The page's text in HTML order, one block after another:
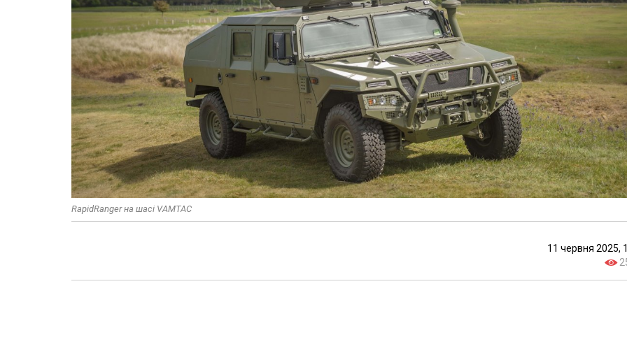
RapidRanger на шасі VAMTAC
11 червня 2025,